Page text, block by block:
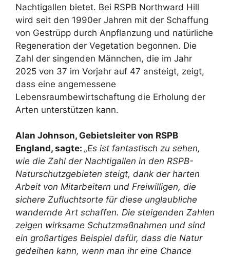
Nachtigallen bietet. Bei RSPB Northward Hill
wird seit den 1990er Jahren mit der Schaffung
von Gestrüpp durch Anpflanzung und natürliche
Regeneration der Vegetation begonnen. Die
Zahl der singenden Männchen, die im Jahr
2025 von 37 im Vorjahr auf 47 ansteigt, zeigt,
dass eine angemessene
Lebensraumbewirtschaftung die Erholung der
Arten unterstützen kann.
Alan Johnson, Gebietsleiter von RSPB
England, sagte: „Es ist fantastisch zu sehen,
wie die Zahl der Nachtigallen in den RSPB-
Naturschutzgebieten steigt, dank der harten
Arbeit von Mitarbeitern und Freiwilligen, die
sichere Zufluchtsorte für diese unglaubliche
wandernde Art schaffen. Die steigenden Zahlen
zeigen wirksame Schutzmaßnahmen und sind
ein großartiges Beispiel dafür, dass die Natur
gedeihen kann, wenn man ihr eine Chance